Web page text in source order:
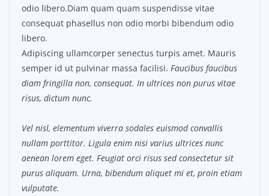
odio libero.Diam quam quam suspendisse vitae
consequat phasellus non odio morbi bibendum odio
libero.
Adipiscing ullamcorper senectus turpis amet. Mauris
semper id ut pulvinar massa facilisi. Faucibus faucibus
diam fringilla non, consequat. In ultrices non purus vitae
risus, dictum nunc.
Vel nisl, elementum viverra sodales euismod convallis
nullam porttitor. Ligula enim nisi varius ultrices nunc
aenean lorem eget. Feugiat orci risus sed consectetur sit
purus aliquam. Urna, bibendum aliquet mi et, proin etiam
vulputate.